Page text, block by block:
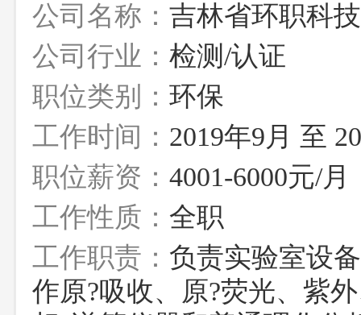
公司名称： 吉林省环职科
公司行业： 检测/认证
职位类别： 环保
工作时间： 2019年9月 至
职位薪资： 4001-6000元/月
工作性质： 全职
工作职责： 负责实验室设
作原?吸收、原?荧光、紫